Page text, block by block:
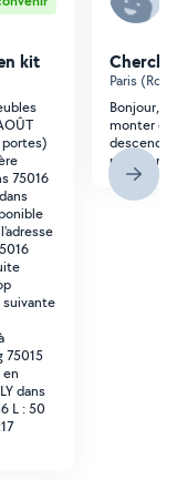
kit
75016
suivante
75015
dans
L : 50
Paris
Bonjour, J
monter ce
moi Merci